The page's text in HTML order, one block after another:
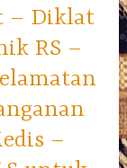
– Diklat
RS –
–